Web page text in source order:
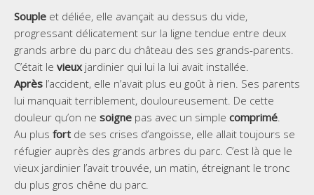
Souple et déliée, elle avançait au dessus du vide,
progressant délicatement sur la ligne tendue entre deux
grands arbre du parc du château des ses grands-parents.
C’était le vieux jardinier qui lui la lui avait installée.
Après l’accident, elle n’avait plus eu goût à rien. Ses parents
lui manquait terriblement, douloureusement. De cette
douleur qu’on ne soigne pas avec un simple comprimé
Au plus fort de ses crises d’angoisse, elle allait toujours se
réfugier auprès des grands arbres du parc. C’est là que le
vieux jardinier l’avait trouvée, un matin, étreignant le tronc
du plus gros chêne du parc.